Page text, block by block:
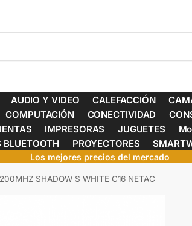
AUDIO Y VIDEO CALEFACCIÓN
COMPUTACIÓN CONECTIVIDAD
IMPRESORAS JUGUETES
BLUETOOTH PROYECTORES
Los mejores precios del mercado
SHADOW S WHITE C16 NETAC